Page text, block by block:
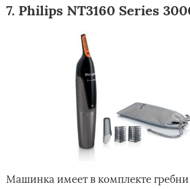
7. Philips NT3160 Series
Машинка имеет в комплекте